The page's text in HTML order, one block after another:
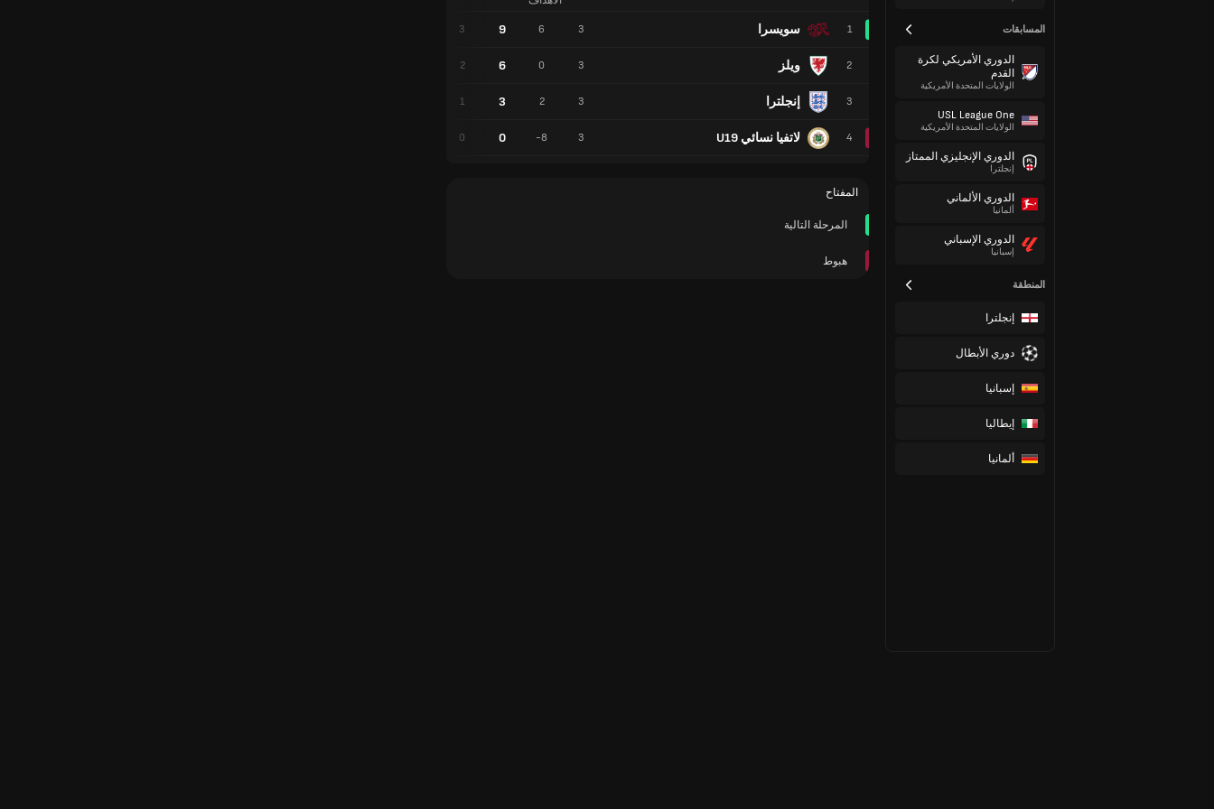
المسابقات
الدوري الأمريكي لكرة
القدم
الولايات المتحدة الأمريكية
USL League One
الولايات المتحدة الأمريكية
الدوري الإنجليزي الممتاز
إنجلترا
الدوري الألماني
ألمانيا
الدوري الإسباني
إسبانيا
المنطقة
إنجلترا
دوري الأبطال
إسبانيا
إيطاليا
ألمانيا
1 سويسرا
2 ويلز
3 إنجلترا
4 لاتفيا نسائي U19
3
6
9
3
3
0
6
2
3
2
3
1
3
-8
0
0
المفتاح
المرحلة التالية
هبوط